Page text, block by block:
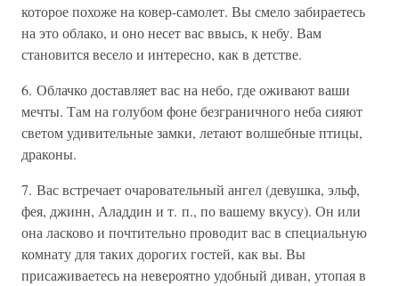
которое похоже на ковер-самолет. Вы смело забираетесь
на это облако, и оно несет вас ввысь, к небу. Вам
становится весело и интересно, как в детстве.
6. Облачко доставляет вас на небо, где оживают ваши
мечты. Там на голубом фоне безграничного неба сияют
светом удивительные замки, летают волшебные птицы,
драконы.
7. Вас встречает очаровательный ангел (девушка, эльф,
фея, джинн, Аладдин и т. п., по вашему вкусу). Он или
она ласково и почтительно проводит вас в специальную
комнату для таких дорогих гостей, как вы. Вы
присаживаетесь на невероятно удобный диван, утопая в